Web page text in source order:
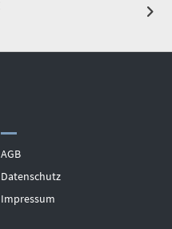
AGB
Datenschutz
Impressum